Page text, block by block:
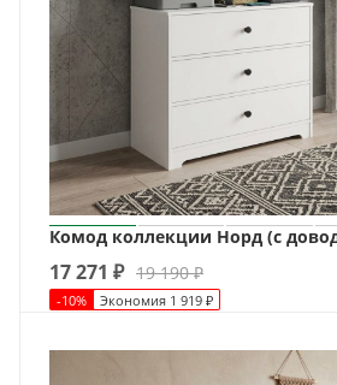
Комод коллекции Норд (с
17 271 ₽ 19 190₽
-10% Экономия 1 919 ₽